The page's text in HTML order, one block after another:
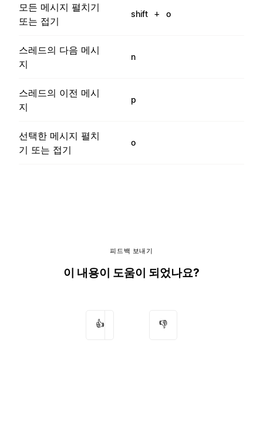
모든 메시지 펼치기
또는 접기
shift + o
스레드의 다음 메시
지
n
스레드의 이전 메시
지
p
선택한 메시지 펼치
기 또는 접기
o
피드백 보내기
이 내용이 도움이 되었나요?
👍 👎